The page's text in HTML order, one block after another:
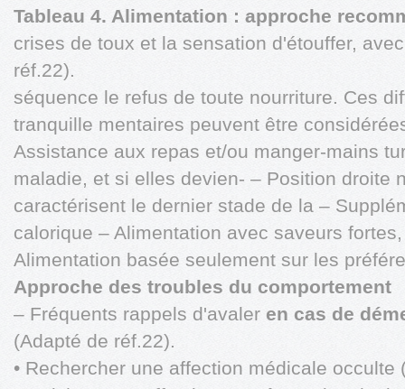
Tableau 4. Alimentation : approche
crises de toux et la sensation d'étouffer,
réf.22).
séquence le refus de toute nourriture. Ces
tranquille mentaires peuvent être
Assistance aux repas et/ou manger-mains
maladie, et si elles devien- – Position droite
caractérisent le dernier stade de la –
calorique – Alimentation avec saveurs
Alimentation basée seulement sur les
Approche des troubles du comportement
– Fréquents rappels d'avaler en cas de
(Adapté de réf.22).
• Rechercher une affection médicale